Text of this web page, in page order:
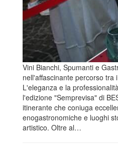
Vini Bianchi, Spumanti e
nell'affascinante percorso tra
L'eleganza e la
l'edizione "Semprevisa" di
itinerante che coniuga
enogastronomiche e luoghi
artistico. Oltre al…